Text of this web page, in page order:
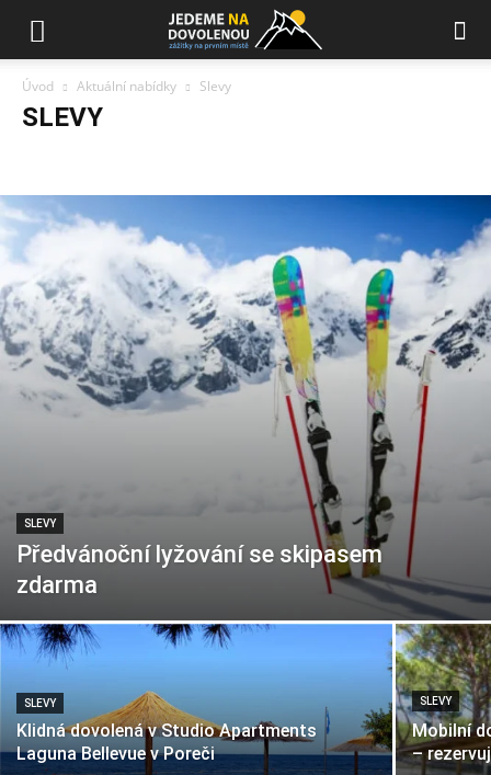
Úvod Aktuální nabídky Slevy
SLEVY
SLEVY
Předvánoční lyžování se skipasem
zdarma
SLEVY
Klidná dovolená v Studio Apartments
Laguna Bellevue v Poreči
SLEVY
Mobilní
–